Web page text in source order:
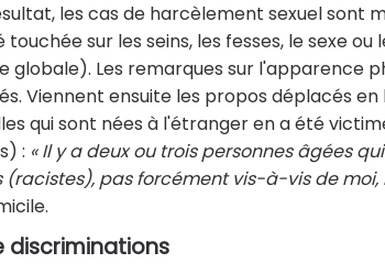
les cas de harcèlement sexuel sont
sur les seins, les fesses, le sexe ou
globale). Les remarques sur l'apparence
Viennent ensuite les propos déplacés en
qui sont nées à l'étranger en a été
: « Il y a deux ou trois personnes âgées
pas forcément vis-à-vis de moi,
discriminations